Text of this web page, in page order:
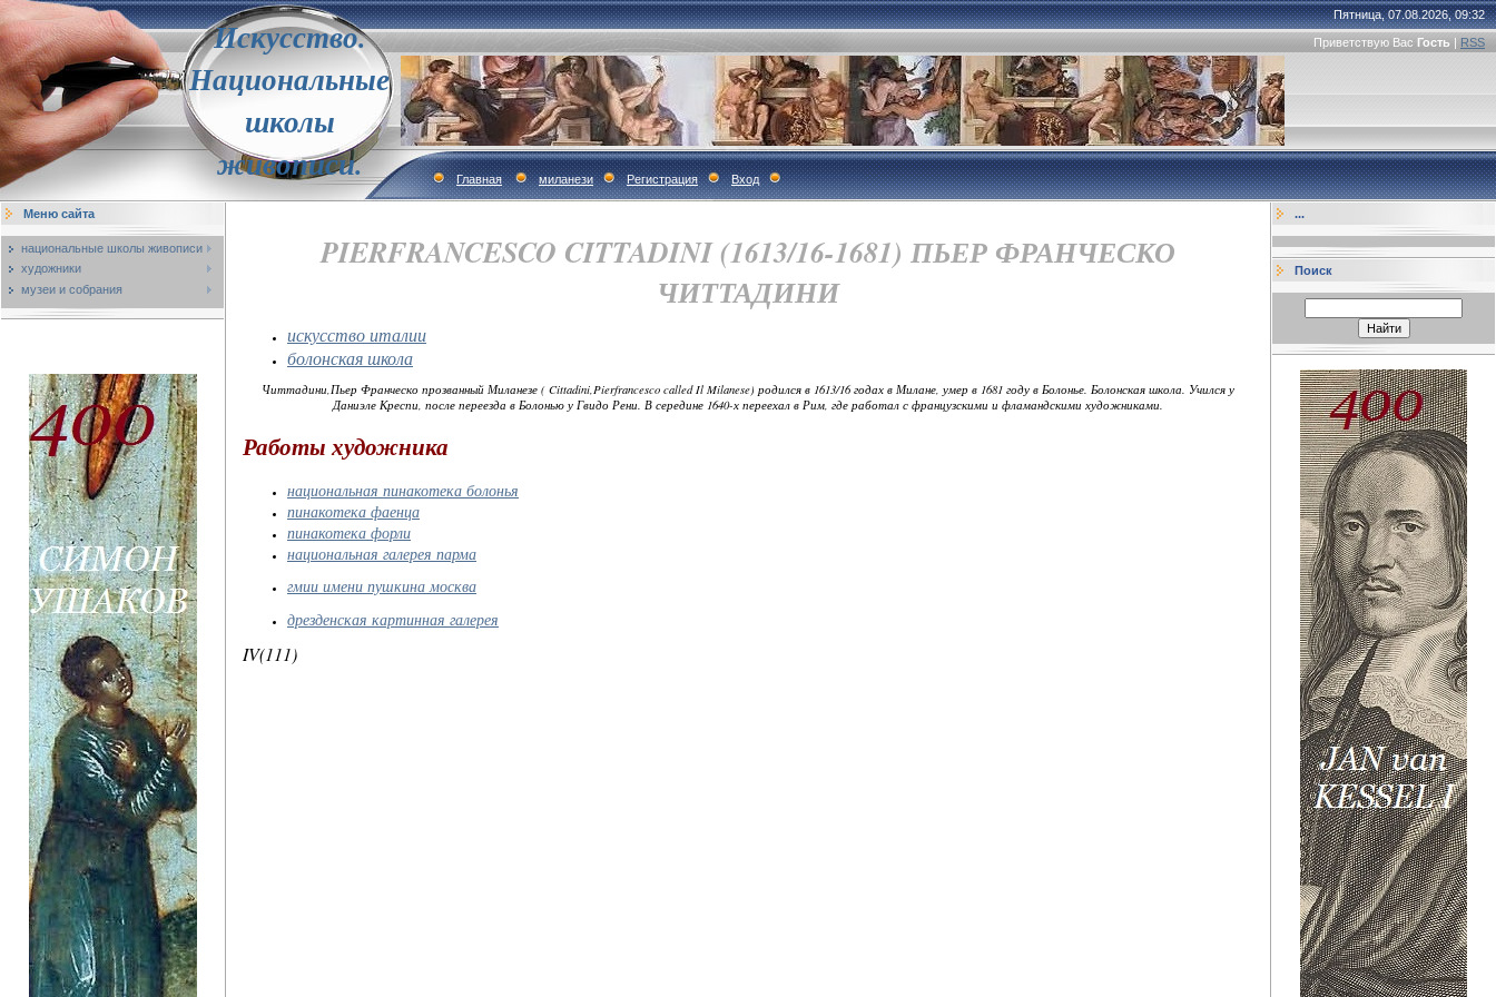
Искусство.
Национальные
школы
живописи.
Пятница, 07.08.2026, 09:32
Приветствую Вас Гость | RSS
Главная миланези Регистрация Вход
Меню сайта
национальные школы живописи
художники
музеи и собрания
PIERFRANCESCO CITTADINI (1613/16-1681) ПЬЕР ФРАНЧЕСКО
ЧИТТАДИНИ
искусство италии
болонская школа
Читтадини,Пьер Франческо прозванный Миланезе ( Cittadini,Pierfrancesco called Il Milanese) родился в 1613/16 годах в Милане, умер в 1681 году в Болонье. Болонская школа. Учился у
Даниэле Креспи, после переезда в Болонью у Гвидо Рени. В середине 1640-х переехал в Рим, где работал с французскими и фламандскими художниками.
Работы художника
национальная пинакотека болонья
пинакотека фаенца
пинакотека форли
национальная галерея парма
гмии имени пушкина москва
дрезденская картинная галерея
IV(111)
...
Поиск